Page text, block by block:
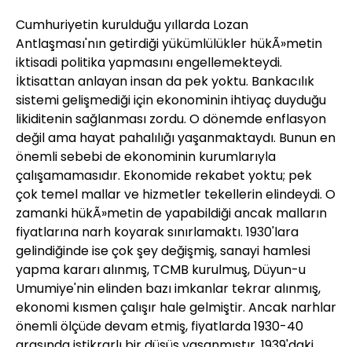
Cumhuriyetin kurulduğu yıllarda Lozan
Antlaşması'nın getirdiği yükümlülükler hükÃ»metin
iktisadi politika yapmasını engellemekteydi.
İktisattan anlayan insan da pek yoktu. Bankacılık
sistemi gelişmediği için ekonominin ihtiyaç duyduğu
likiditenin sağlanması zordu. O dönemde enflasyon
değil ama hayat pahalılığı yaşanmaktaydı. Bunun en
önemli sebebi de ekonominin kurumlarıyla
çalışamamasıdır. Ekonomide rekabet yoktu; pek
çok temel mallar ve hizmetler tekellerin elindeydi. O
zamanki hükÃ»metin de yapabildiği ancak malların
fiyatlarına narh koyarak sınırlamaktı. 1930'lara
gelindiğinde ise çok şey değişmiş, sanayi hamlesi
yapma kararı alınmış, TCMB kurulmuş, Düyun-u
Umumiye'nin elinden bazı imkanlar tekrar alınmış,
ekonomi kısmen çalışır hale gelmiştir. Ancak narhlar
önemli ölçüde devam etmiş, fiyatlarda 1930-40